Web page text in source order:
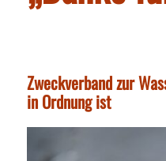
Zweckverband zur
in Ordnung ist